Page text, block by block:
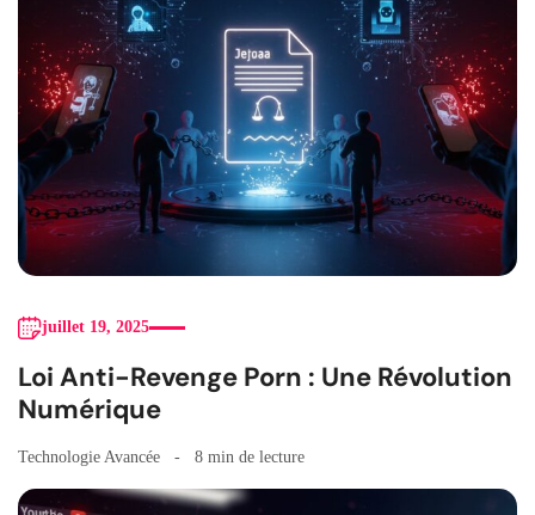
juillet 19, 2025
Loi Anti-Revenge Porn : Une Révolution
Numérique
Technologie Avancée 8 min de lecture